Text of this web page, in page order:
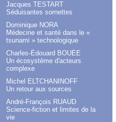
Jacques TESTART
Séduisantes sornettes
Dominique NORA
Médecine et santé dans le «
tsunami » technologique
Charles-Édouard BOUÉE
Un écosystème d'acteurs
complexe
Michel ELTCHANINOFF
Un retour aux sources
André-François RUAUD
Science-fiction et limites de la
vie